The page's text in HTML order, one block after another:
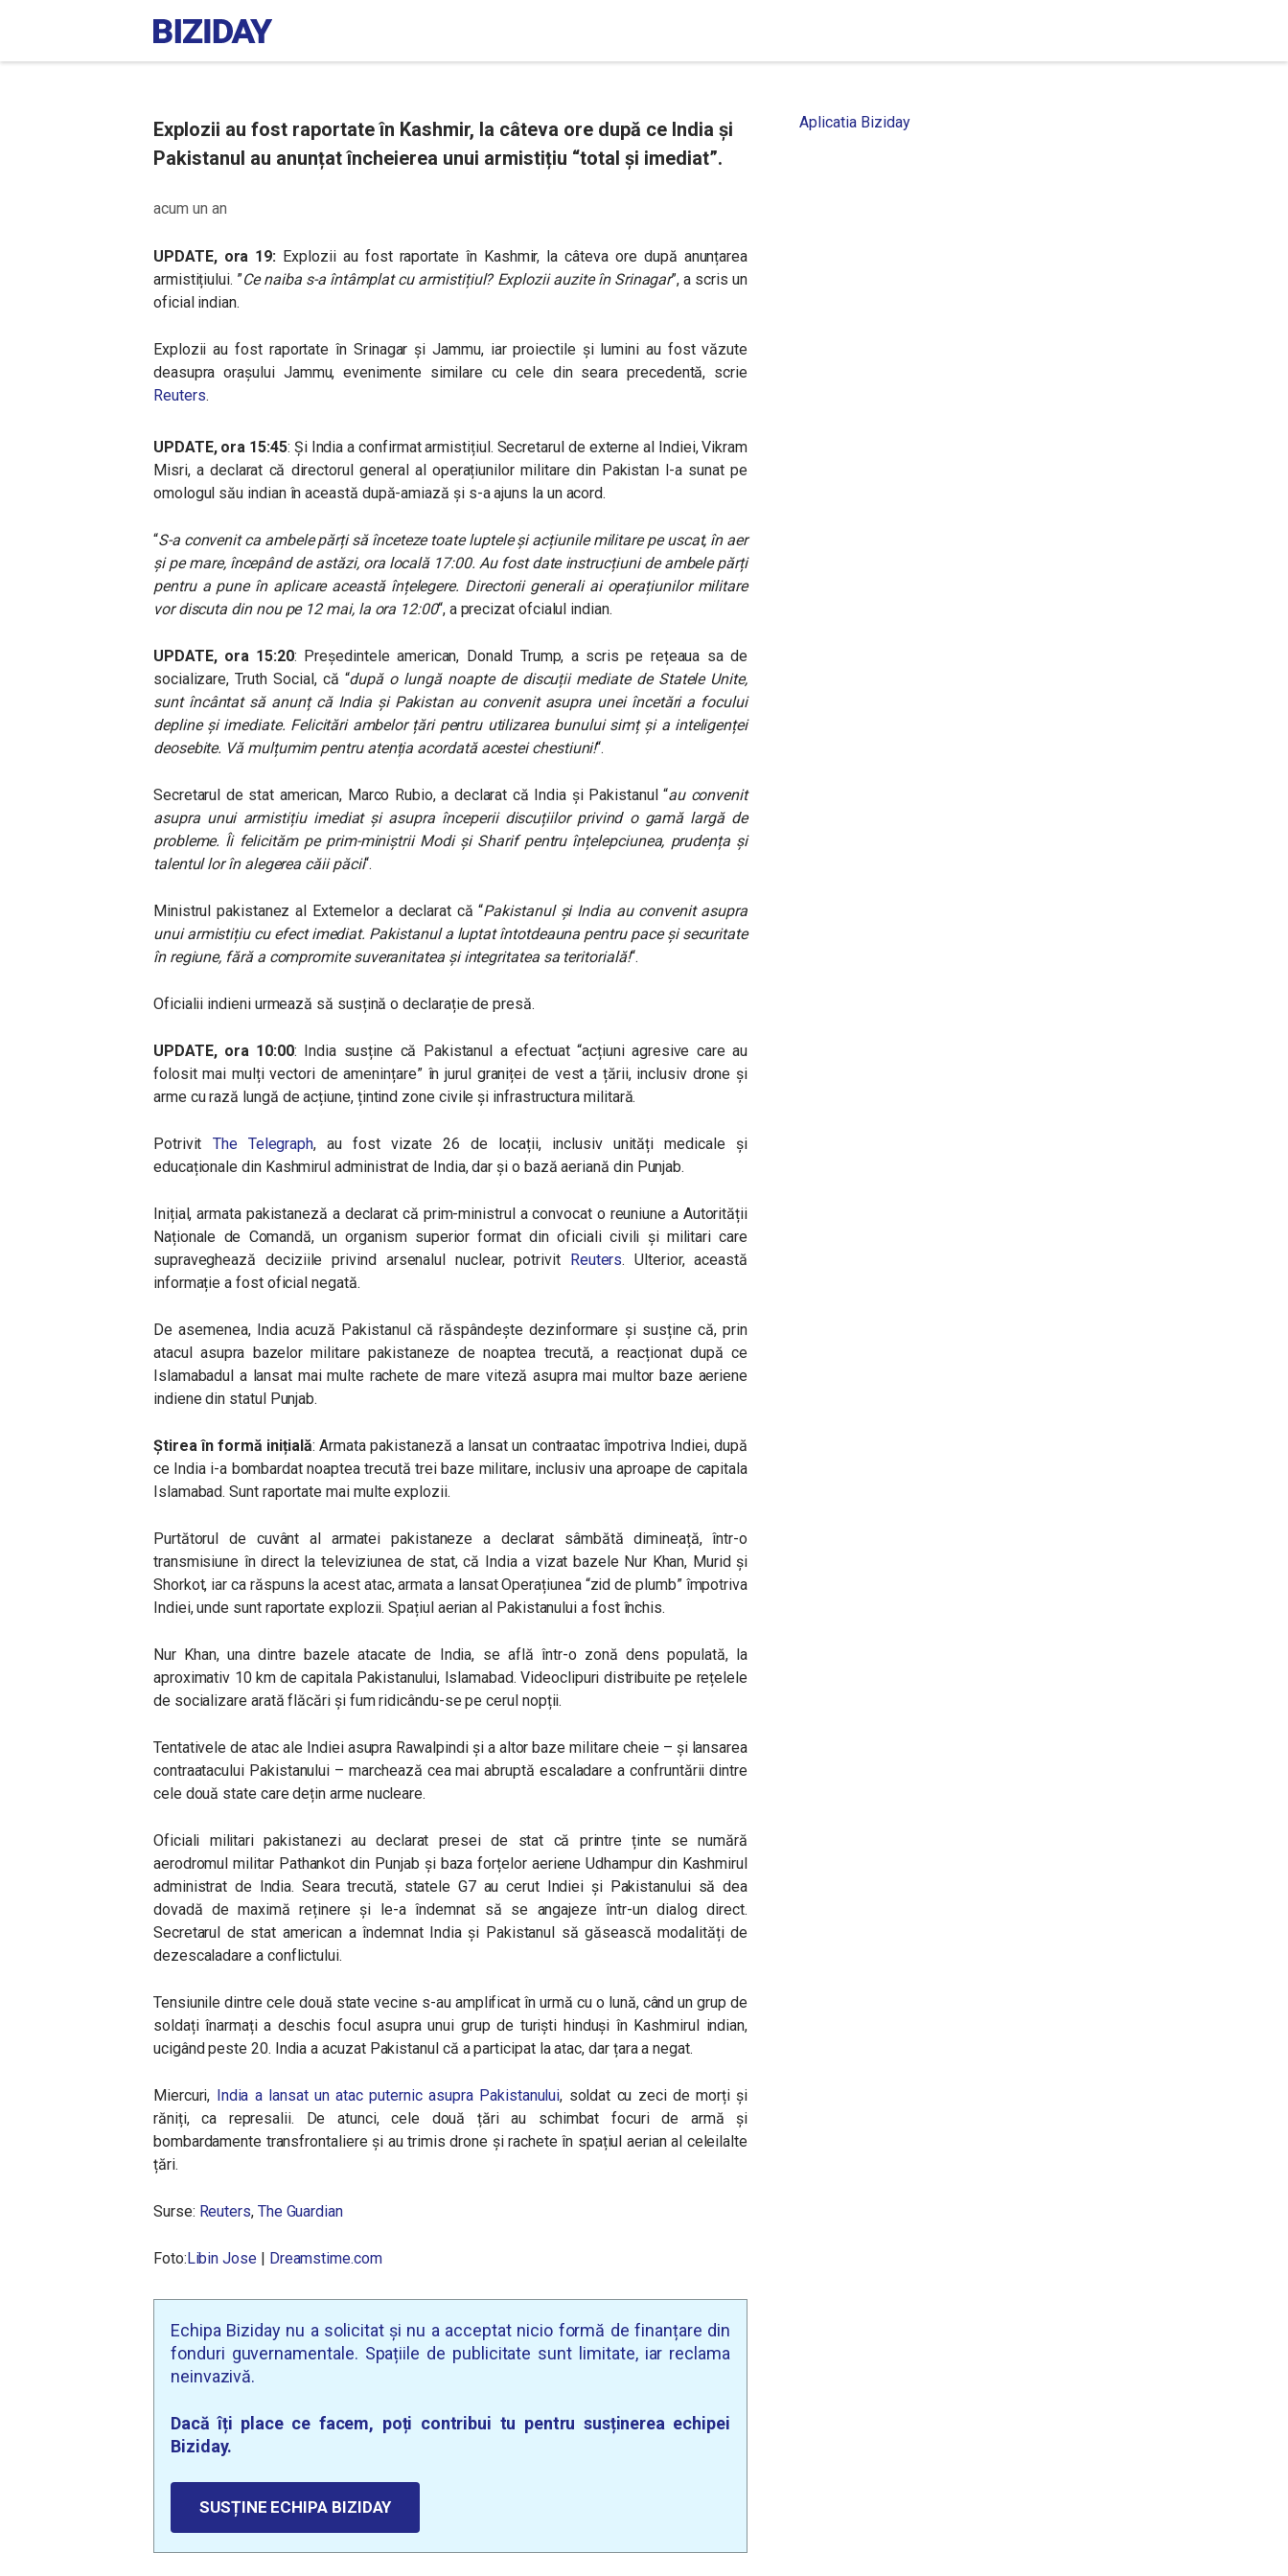
Explozii au fost raportate în Kashmir, la câteva ore după ce India și
Pakistanul au anunțat încheierea unui armistițiu “total și imediat”.
acum un an
UPDATE, ora 19: Explozii au fost raportate în Kashmir, la câteva ore după anunțarea
armistițiului. ”Ce naiba s-a întâmplat cu armistițiul? Explozii auzite în Srinagar”, a scris un
oficial indian.
Explozii au fost raportate în Srinagar și Jammu, iar proiectile și lumini au fost văzute
deasupra orașului Jammu, evenimente similare cu cele din seara precedentă, scrie
Reuters.
UPDATE, ora 15:45: Și India a confirmat armistițiul. Secretarul de externe al Indiei, Vikram
Misri, a declarat că directorul general al operațiunilor militare din Pakistan l-a sunat pe
omologul său indian în această după-amiază și s-a ajuns la un acord.
“S-a convenit ca ambele părți să înceteze toate luptele și acțiunile militare pe uscat, în aer
și pe mare, începând de astăzi, ora locală 17:00. Au fost date instrucțiuni de ambele părți
pentru a pune în aplicare această înțelegere. Directorii generali ai operațiunilor militare
vor discuta din nou pe 12 mai, la ora 12:00“, a precizat ofcialul indian.
UPDATE, ora 15:20: Președintele american, Donald Trump, a scris pe rețeaua sa de
socializare, Truth Social, că “după o lungă noapte de discuții mediate de Statele Unite,
sunt încântat să anunț că India și Pakistan au convenit asupra unei încetări a focului
depline și imediate. Felicitări ambelor țări pentru utilizarea bunului simț și a inteligenței
deosebite. Vă mulțumim pentru atenția acordată acestei chestiuni!“.
Secretarul de stat american, Marco Rubio, a declarat că India și Pakistanul “au convenit
asupra unui armistițiu imediat și asupra începerii discuțiilor privind o gamă largă de
probleme. Îi felicităm pe prim-miniștrii Modi și Sharif pentru înțelepciunea, prudența și
talentul lor în alegerea căii păcii“.
Ministrul pakistanez al Externelor a declarat că “Pakistanul și India au convenit asupra
unui armistițiu cu efect imediat. Pakistanul a luptat întotdeauna pentru pace și securitate
în regiune, fără a compromite suveranitatea și integritatea sa teritorială!“.
Oficialii indieni urmează să susțină o declarație de presă.
UPDATE, ora 10:00: India susține că Pakistanul a efectuat “acțiuni agresive care au
folosit mai mulți vectori de amenințare” în jurul graniței de vest a țării, inclusiv drone și
arme cu rază lungă de acțiune, țintind zone civile și infrastructura militară.
Potrivit The Telegraph, au fost vizate 26 de locații, inclusiv unități medicale și
educaționale din Kashmirul administrat de India, dar și o bază aeriană din Punjab.
Inițial, armata pakistaneză a declarat că prim-ministrul a convocat o reuniune a Autorității
Naționale de Comandă, un organism superior format din oficiali civili și militari care
supraveghează deciziile privind arsenalul nuclear, potrivit Reuters. Ulterior, această
informație a fost oficial negată.
De asemenea, India acuză Pakistanul că răspândește dezinformare și susține că, prin
atacul asupra bazelor militare pakistaneze de noaptea trecută, a reacționat după ce
Islamabadul a lansat mai multe rachete de mare viteză asupra mai multor baze aeriene
indiene din statul Punjab.
Știrea în formă inițială: Armata pakistaneză a lansat un contraatac împotriva Indiei, după
ce India i-a bombardat noaptea trecută trei baze militare, inclusiv una aproape de capitala
Islamabad. Sunt raportate mai multe explozii.
Purtătorul de cuvânt al armatei pakistaneze a declarat sâmbătă dimineață, într-o
transmisiune în direct la televiziunea de stat, că India a vizat bazele Nur Khan, Murid și
Shorkot, iar ca răspuns la acest atac, armata a lansat Operațiunea “zid de plumb” împotriva
Indiei, unde sunt raportate explozii. Spațiul aerian al Pakistanului a fost închis.
Nur Khan, una dintre bazele atacate de India, se află într-o zonă dens populată, la
aproximativ 10 km de capitala Pakistanului, Islamabad. Videoclipuri distribuite pe rețelele
de socializare arată flăcări și fum ridicându-se pe cerul nopții.
Tentativele de atac ale Indiei asupra Rawalpindi și a altor baze militare cheie – și lansarea
contraatacului Pakistanului – marchează cea mai abruptă escaladare a confruntării dintre
cele două state care dețin arme nucleare.
Oficiali militari pakistanezi au declarat presei de stat că printre ținte se numără
aerodromul militar Pathankot din Punjab și baza forțelor aeriene Udhampur din Kashmirul
administrat de India. Seara trecută, statele G7 au cerut Indiei și Pakistanului să dea
dovadă de maximă reținere și le-a îndemnat să se angajeze într-un dialog direct.
Secretarul de stat american a îndemnat India și Pakistanul să găsească modalități de
dezescaladare a conflictului.
Tensiunile dintre cele două state vecine s-au amplificat în urmă cu o lună, când un grup de
soldați înarmați a deschis focul asupra unui grup de turiști hinduși în Kashmirul indian,
ucigând peste 20. India a acuzat Pakistanul că a participat la atac, dar țara a negat.
Miercuri, India a lansat un atac puternic asupra Pakistanului, soldat cu zeci de morți și
răniți, ca represalii. De atunci, cele două țări au schimbat focuri de armă și
bombardamente transfrontaliere și au trimis drone și rachete în spațiul aerian al celeilalte
țări.
Surse: Reuters, The Guardian
Foto:Libin Jose| Dreamstime.com
Echipa Biziday nu a solicitat și nu a acceptat nicio formă de finanțare din
fonduri guvernamentale. Spațiile de publicitate sunt limitate, iar reclama
neinvazivă.
Dacă îți place ce facem, poți contribui tu pentru susținerea echipei
Biziday.
SUSȚINE ECHIPA BIZIDAY
Aplicatia Biziday